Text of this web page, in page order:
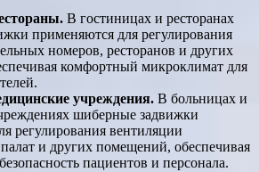
В гостиницах и ресторанах
применяются для регулирования
номеров, ресторанов и других
комфортный микроклимат для
учреждения. В больницах и
шиберные задвижки
регулирования вентиляции
и других помещений, обеспечивая
пациентов и персонала.